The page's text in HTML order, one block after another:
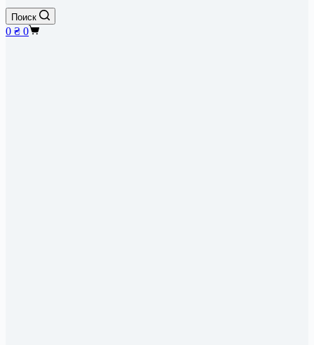
Поиск
Корзина
0 ₴ 0